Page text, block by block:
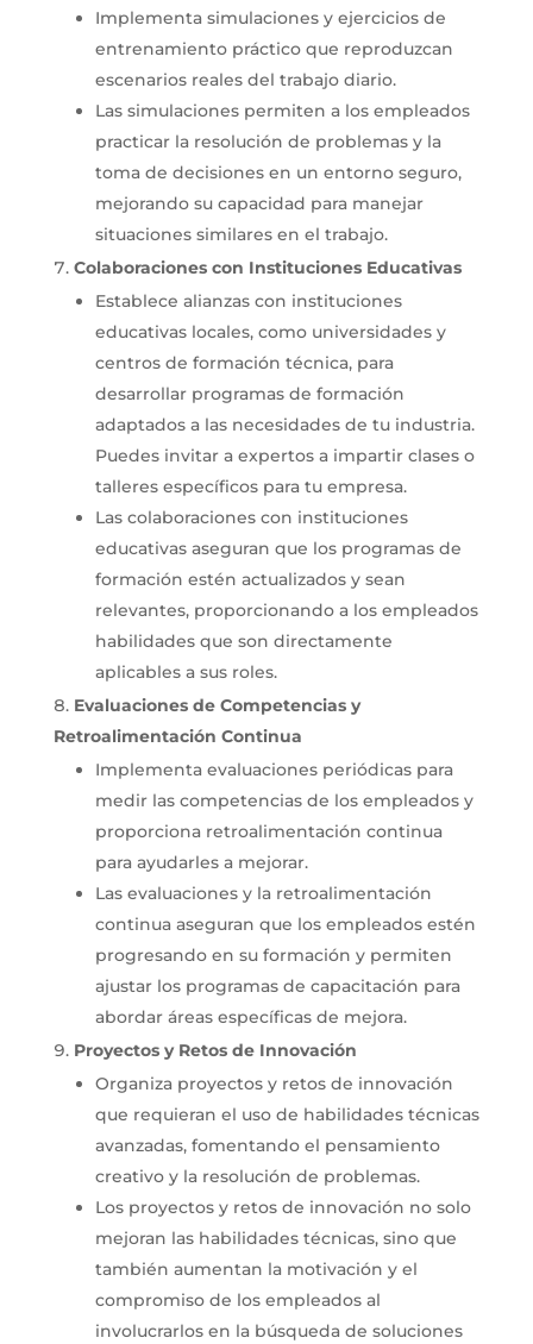
Implementa simulaciones y ejercicios de
entrenamiento práctico que reproduzcan
escenarios reales del trabajo diario.
Las simulaciones permiten a los empleados
practicar la resolución de problemas y la
toma de decisiones en un entorno seguro,
mejorando su capacidad para manejar
situaciones similares en el trabajo.
Colaboraciones con Instituciones Educativas
Establece alianzas con instituciones
educativas locales, como universidades y
centros de formación técnica, para
desarrollar programas de formación
adaptados a las necesidades de tu industria.
Puedes invitar a expertos a impartir clases o
talleres específicos para tu empresa.
Las colaboraciones con instituciones
educativas aseguran que los programas de
formación estén actualizados y sean
relevantes, proporcionando a los empleados
habilidades que son directamente
aplicables a sus roles.
Evaluaciones de Competencias y
Retroalimentación Continua
Implementa evaluaciones periódicas para
medir las competencias de los empleados y
proporciona retroalimentación continua
para ayudarles a mejorar.
Las evaluaciones y la retroalimentación
continua aseguran que los empleados estén
progresando en su formación y permiten
ajustar los programas de capacitación para
abordar áreas específicas de mejora.
Proyectos y Retos de Innovación
Organiza proyectos y retos de innovación
que requieran el uso de habilidades técnicas
avanzadas, fomentando el pensamiento
creativo y la resolución de problemas.
Los proyectos y retos de innovación no solo
mejoran las habilidades técnicas, sino que
también aumentan la motivación y el
compromiso de los empleados al
involucrarlos en la búsqueda de soluciones